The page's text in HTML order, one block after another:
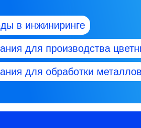
в инжиниринге
для производства
для обработки